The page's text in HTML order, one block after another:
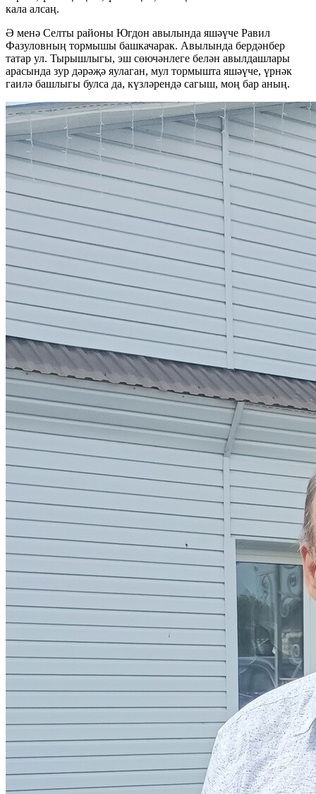
кала алсаң.
Ә менә Селты районы Югдон авылында яшәүче Равил
Фазуловның тормышы башкачарак. Авылында бердәнбер
татар ул. Тырышлыгы, эш сөючәнлеге белән авылдашлары
арасында зур дәрәҗә яулаган, мул тормышта яшәүче, үрнәк
гаилә башлыгы булса да, күзләрендә сагыш, моң бар аның.